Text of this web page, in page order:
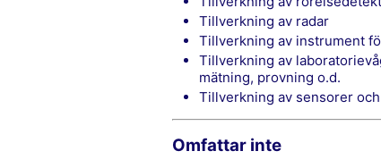
tillverkning av radar
tillverkning av instrument
tillverkning av laboratorievågar, kuvöser och diverse laboratorieapparater för
mätning, provning o.d.
tillverkning av sensorer
Omfattar inte